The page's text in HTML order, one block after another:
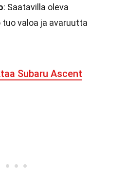
: Saatavilla oleva
valoa ja avaruutta
Subaru Ascent